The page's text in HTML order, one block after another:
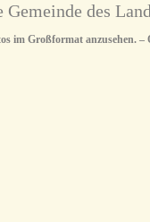
des
im Großformat anzusehen. –